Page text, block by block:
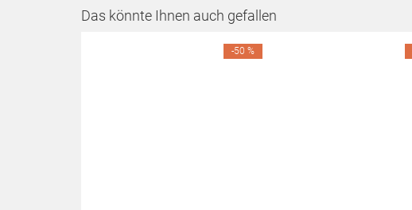
Das könnte Ihnen auch gefallen
-50 %